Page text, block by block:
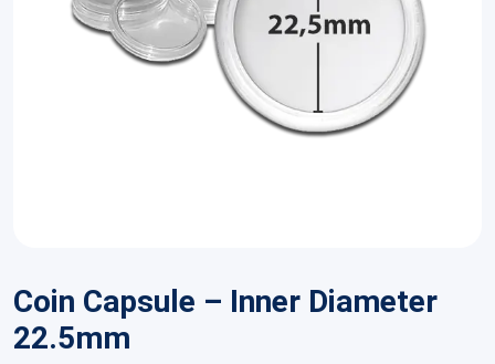
Coin Capsule – Inner Diameter
22.5mm